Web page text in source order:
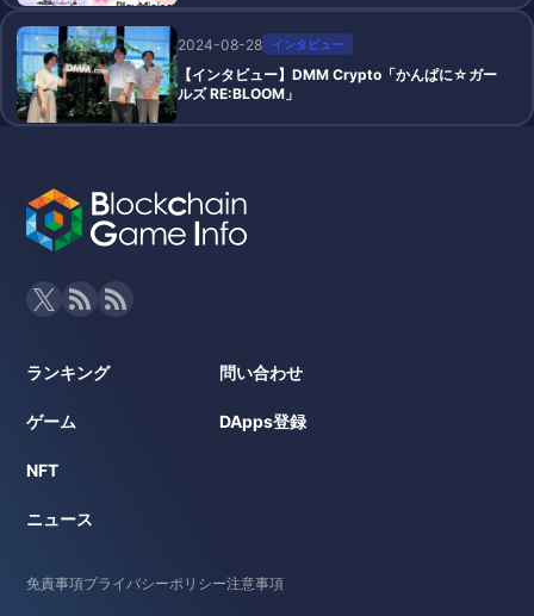
2024-08-28 インタビュー
【インタビュー】DMM Crypto「かんぱに☆ガー
ルズ RE:BLOOM」
ランキング
ゲーム
NFT
ニュース
問い合わせ
DApps登録
免責事項プライバシーポリシー注意事項